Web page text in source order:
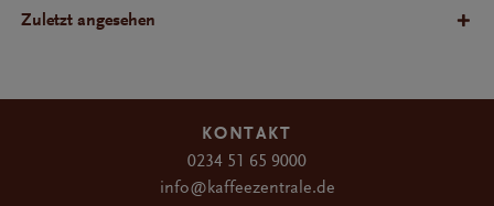
Zuletzt angesehen
KONTAKT
0234 51 65 9000
info@kaffeezentrale.de